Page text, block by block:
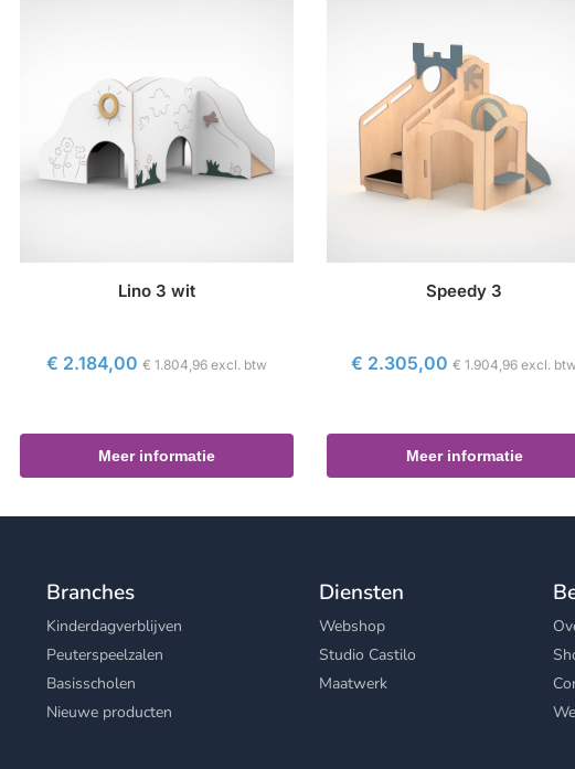
Lino 3 wit
€ 2.184,00 € 1.804,96excl. btw
Meer informatie
Speedy 3
€ 2.305,00 € 1.904,96 excl. btw
Meer informatie
Branches
Kinderdagverblijven
Peuterspeelzalen
Basisscholen
Nieuwe producten
Diensten
Webshop
Studio Castilo
Maatwerk